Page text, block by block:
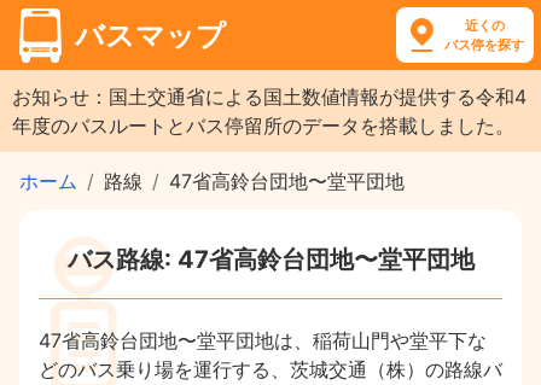
バスマップ
近くの
バス停を探す
お知らせ：国土交通省による国土数値情報が提供する令和4
年度のバスルートとバス停留所のデータを搭載しました。
ホーム 路線 47省高鈴台団地〜堂平団地
バス路線: 47省高鈴台団地〜堂平団地
47省高鈴台団地〜堂平団地は、稲荷山門や堂平下な
どのバス乗り場を運行する、茨城交通（株）の路線バ